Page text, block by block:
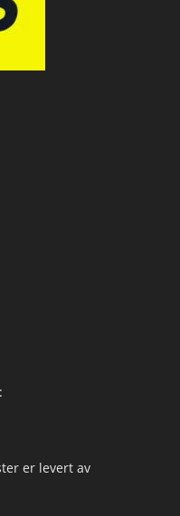
er levert av